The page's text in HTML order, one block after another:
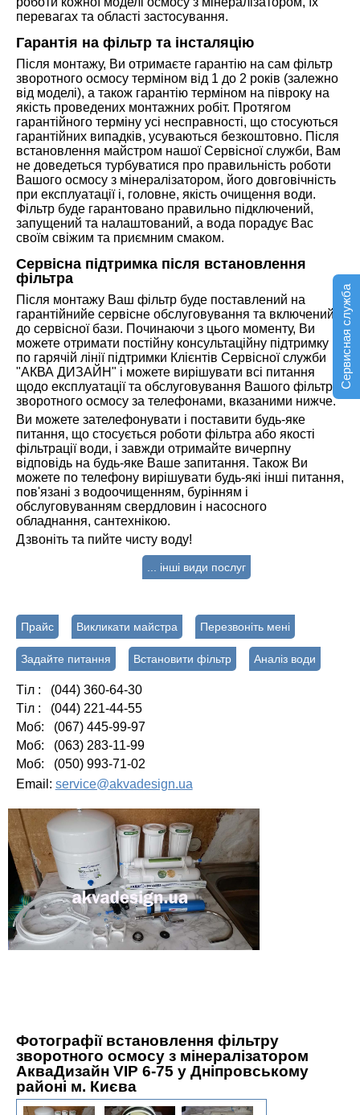
Сервисная служба
перевагах та області застосування.
Гарантія на фільтр та інсталяцію
Після монтажу, Ви отримаєте гарантію на сам фільтр
зворотного осмосу терміном від 1 до 2 років (залежно
від моделі), а також гарантію терміном на півроку на
якість проведених монтажних робіт. Протягом
гарантійного терміну усі несправності, що стосуються
гарантійних випадків, усуваються безкоштовно. Після
встановлення майстром нашої Сервісної служби, Вам
не доведеться турбуватися про правильність роботи
Вашого осмосу з мінералізатором, його довговічність
при експлуатації і, головне, якість очищення води.
Фільтр буде гарантовано правильно підключений,
запущений та налаштований, а вода порадує Вас
своїм свіжим та приємним смаком.
Сервісна підтримка після встановлення
фільтра
Після монтажу Ваш фільтр буде поставлений на
гарантійнийе сервісне обслуговування та включений
до сервісної бази. Починаючи з цього моменту, Ви
можете отримати постійну консультаційну підтримку
по гарячій лінії підтримки Клієнтів Сервісної служби
"АКВА ДИЗАЙН" і можете вирішувати всі питання
щодо експлуатації та обслуговування Вашого фільтра
зворотного осмосу за телефонами, вказаними нижче.
Ви можете зателефонувати і поставити будь-яке
питання, що стосується роботи фільтра або якості
фільтрації води, і завжди отримайте вичерпну
відповідь на будь-яке Ваше запитання. Також Ви
можете по телефону вирішувати будь-які інші питання,
пов'язані з водоочищенням, бурінням і
обслуговуванням свердловин і насосного
обладнання, сантехнікою.
Дзвоніть та пийте чисту воду!
... інші види послуг
Прайс Викликати майстра Перезвоніть мені
Задайте питання Встановити фільтр Аналіз води
Тіл : (044) 360-64-30
Тіл : (044) 221-44-55
Моб: (067) 445-99-97
Моб: (063) 283-11-99
Моб: (050) 993-71-02
Email: service@akvadesign.ua
Фотографії встановлення фільтру
зворотного осмосу з мінералізатором
АкваДизайн VIP 6-75 у Дніпровському
районі м. Києва